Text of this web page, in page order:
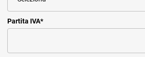
Partita IVA*